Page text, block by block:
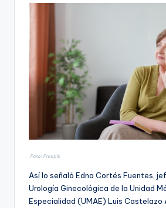
Foto: Freepik
Así lo señaló Edna Cortés Fuentes,
Urología Ginecológica de la Unidad
Especialidad (UMAE) Luis Castelazo